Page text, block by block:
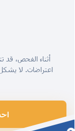
أثناء الفحص، قد
اعتراضات. لا